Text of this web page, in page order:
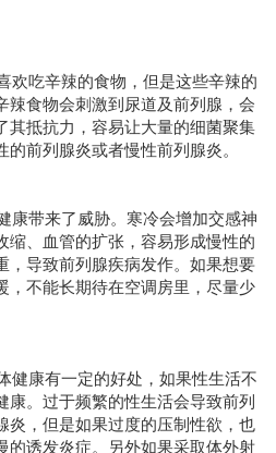
欢吃辛辣的食物，但是这些辛辣的
辣食物会刺激到尿道及前列腺，会
其抵抗力，容易让大量的细菌聚集
前列腺炎或者慢性前列腺炎。
康带来了威胁。寒冷会增加交感神
缩、血管的扩张，容易形成慢性的
，导致前列腺疾病发作。如果想要
，不能长期待在空调房里，尽量少
健康有一定的好处，如果性生活不
。过于频繁的性生活会导致前列
炎，但是如果过度的压制性欲，也
的诱发炎症。另外如果采取体外射